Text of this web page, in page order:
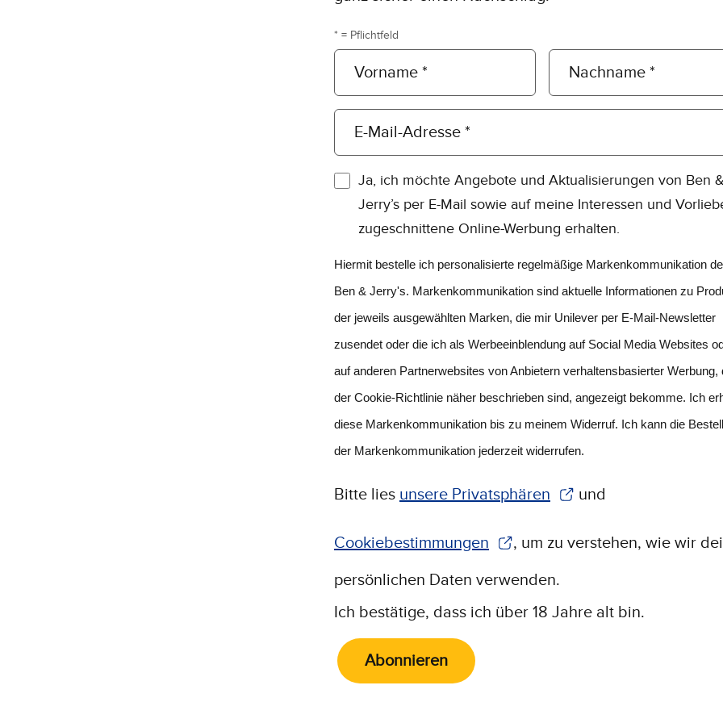
* = Pflichtfeld
Vorname * Nachname *
E-Mail-Adresse *
Ja, ich möchte Angebote und Aktualisierungen von Ben &
Jerry’s per E-Mail sowie auf meine Interessen und
zugeschnittene Online-Werbung erhalten.
Hiermit bestelle ich personalisierte regelmäßige Markenkommunikation
Ben & Jerry's. Markenkommunikation sind aktuelle Informationen zu
der jeweils ausgewählten Marken, die mir Unilever per E-Mail-Newsletter
zusendet oder die ich als Werbeeinblendung auf Social Media Websites
auf anderen Partnerwebsites von Anbietern verhaltensbasierter Werbung,
der Cookie-Richtlinie näher beschrieben sind, angezeigt bekomme. Ich
diese Markenkommunikation bis zu meinem Widerruf. Ich kann die
der Markenkommunikation jederzeit widerrufen.
Bitte lies unsere Privatsphären
(Wird in einem neuen Fenster geöffnet)
und
Cookiebestimmungen
(Wird in einem neuen Fenster geöffnet)
, um zu verstehen, wie wir
persönlichen Daten verwenden.
Ich bestätige, dass ich über 18 Jahre alt bin.
Abonnieren